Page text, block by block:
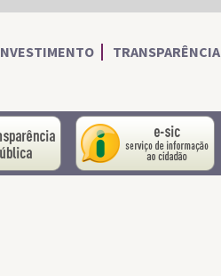
TRANSPARÊNCIA
portal da transparência